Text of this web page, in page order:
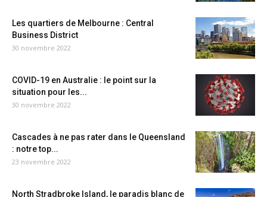
Les quartiers de Melbourne : Central
Business District
30 novembre 2022
COVID-19 en Australie : le point sur la
situation pour les...
30 novembre 2022
Cascades à ne pas rater dans le Queensland
: notre top...
23 novembre 2022
North Stradbroke Island, le paradis blanc de